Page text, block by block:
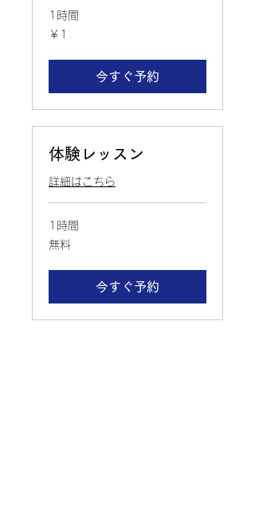
1時間
1
円
￥1
今すぐ予約
体験レッスン
詳細はこちら
1時間
無
料
無料
今すぐ予約